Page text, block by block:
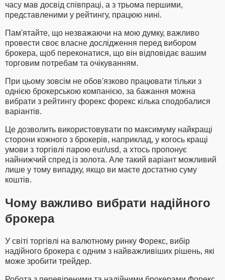
часу мав досвід співпраці, а з трьома першими,
представленими у рейтингу, працюю нині.
Пам'ятайте, що незважаючи на мою думку, важливо
провести своє власне дослідження перед вибором
брокера, щоб переконатися, що він відповідає вашим
торговим потребам та очікуванням.
При цьому зовсім не обов'язково працювати тільки з
однією брокерською компанією, за бажання можна
вибрати з рейтингу форекс форекс кілька сподобалися
варіантів.
Це дозволить використовувати по максимуму найкращі
сторони кожного з брокерів, наприклад, у когось кращі
умови з торгівлі парою eur/usd, а хтось пропонує
найнижчий спред із золота. Але такий варіант можливий
лише у тому випадку, якщо ви маєте достатню суму
коштів.
Чому важливо вибрати надійного
брокера
У світі торгівлі на валютному ринку Форекс, вибір
надійного брокера є одним з найважливіших рішень, які
може зробити трейдер.